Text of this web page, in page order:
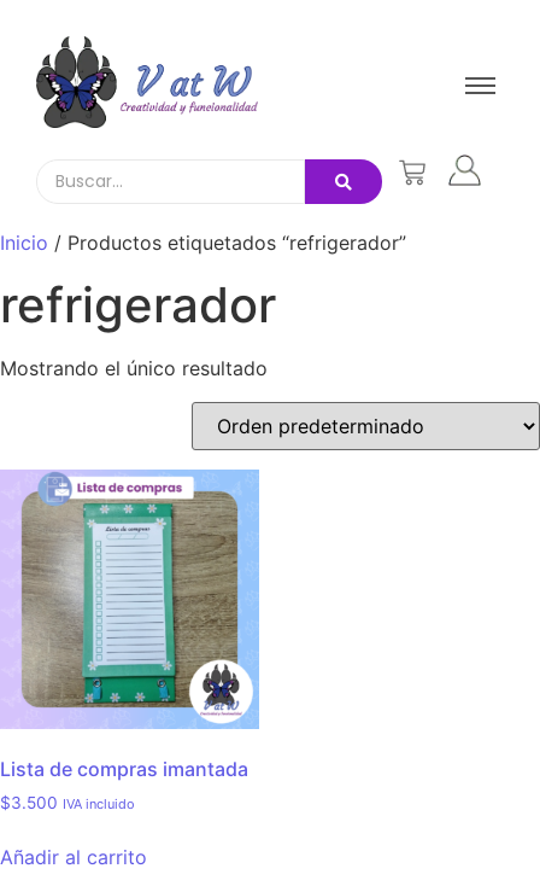
Inicio / Productos etiquetados “refrigerador”
refrigerador
Mostrando el único resultado
Lista de compras imantada
$3.500 IVA incluido
Añadir al carrito